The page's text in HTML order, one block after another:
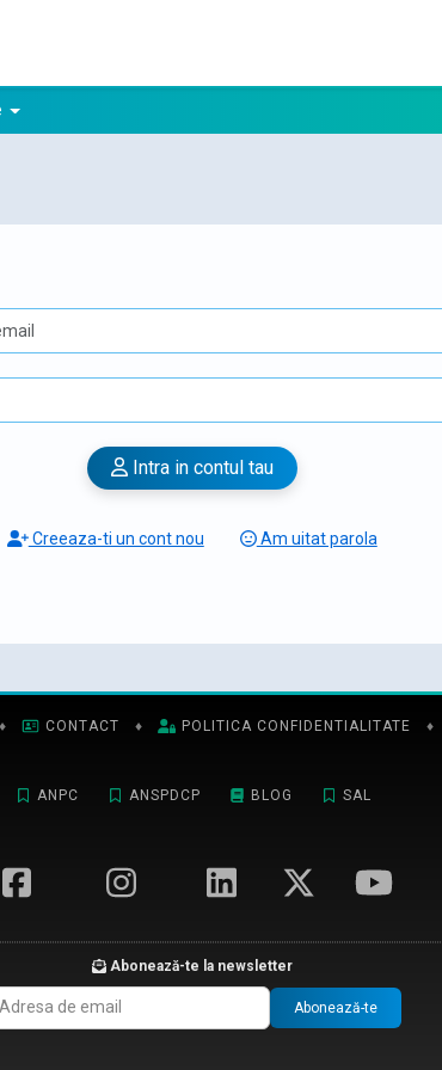
Intra in contul tau
Creeaza-ti un cont nou Am uitat parola
♦ CONTACT ♦ POLITICA CONFIDENTIALITATE ♦
ANPC ANSPDCP BLOG SAL
Abonează-te la newsletter
Abonează-te